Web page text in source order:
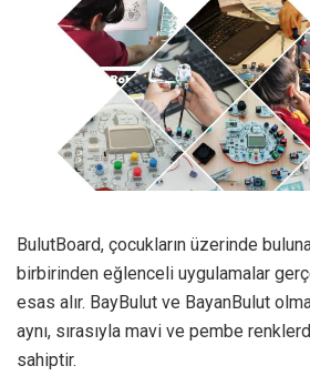
BulutBoard, çocukların üzerinde
birbirinden eğlenceli uygulamalar
esas alır. BayBulut ve BayanBulut
aynı, sırasıyla mavi ve pembe
sahiptir.